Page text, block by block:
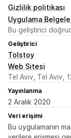
Gizlilik politikası
Uygulama
Bu geliştirici
Geliştirici
Tolstoy
Web Sitesi
Tel Aviv, Tel Aviv,
Yayınlanma
2 Aralık 2020
Veri erişimi
Bu uygulamanın